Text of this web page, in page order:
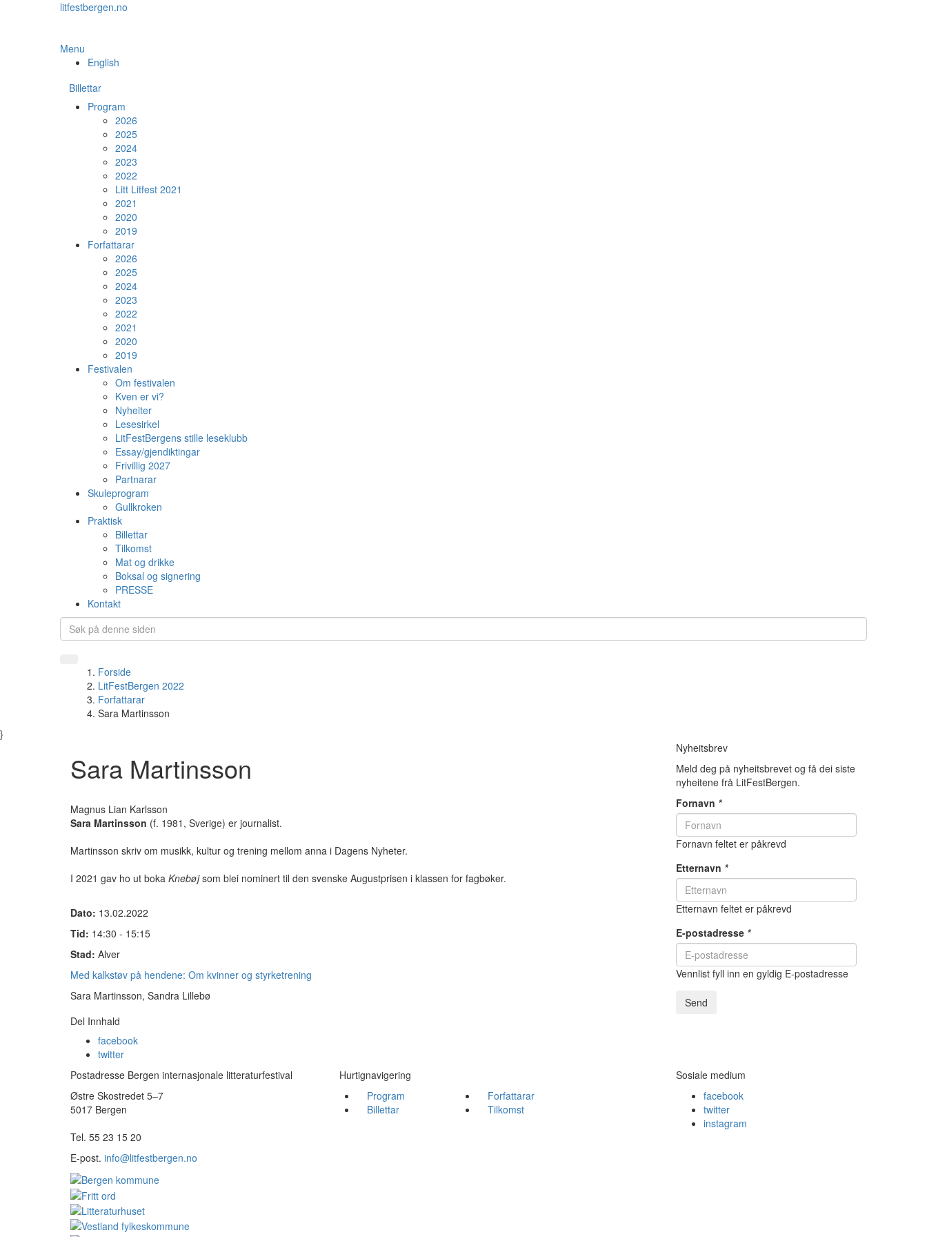
litfestbergen.no
Menu
English
Billettar
Program
2026
2025
2024
2023
2022
Litt Litfest 2021
2021
2020
2019
Forfattarar
2026
2025
2024
2023
2022
2021
2020
2019
Festivalen
Om festivalen
Kven er vi?
Nyheiter
Lesesirkel
LitFestBergens stille leseklubb
Essay/gjendiktingar
Frivillig 2027
Partnarar
Skuleprogram
Gullkroken
Praktisk
Billettar
Tilkomst
Mat og drikke
Boksal og signering
PRESSE
Kontakt
Forside
LitFestBergen 2022
Forfattarar
Sara Martinsson
}
Sara Martinsson
Magnus Lian Karlsson
Sara Martinsson (f. 1981, Sverige) er journalist.
Martinsson skriv om musikk, kultur og trening mellom anna i Dagens Nyheter.
I 2021 gav ho ut boka Knebøjsom blei nominert til den svenske Augustprisen i klassen for fagbøker.
Dato: 13.02.2022
Tid: 14:30 - 15:15
Stad: Alver
Med kalkstøv på hendene: Om kvinner og styrketrening
Sara Martinsson, Sandra Lillebø
Del Innhald
facebook
twitter
Nyheitsbrev
Meld deg på nyheitsbrevet og få dei siste
nyheitene frå LitFestBergen.
Fornavn *
Fornavn feltet er påkrevd
Etternavn *
Etternavn feltet er påkrevd
E-postadresse *
Vennlist fyll inn en gyldig E-postadresse
Send
Postadresse Bergen internasjonale litteraturfestival
Østre Skostredet 5–7
5017 Bergen
Tel. 55 23 15 20
E-post. info@litfestbergen.no
Hurtignavigering
Program
Forfattarar
Billettar
Tilkomst
Sosiale medium
facebook
twitter
instagram